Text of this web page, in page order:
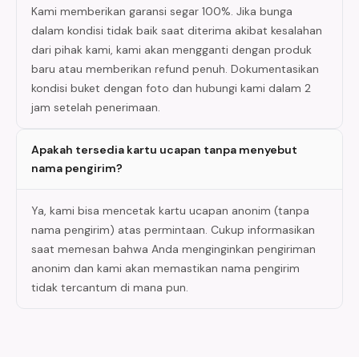
Kami memberikan garansi segar 100%. Jika bunga
dalam kondisi tidak baik saat diterima akibat kesalahan
dari pihak kami, kami akan mengganti dengan produk
baru atau memberikan refund penuh. Dokumentasikan
kondisi buket dengan foto dan hubungi kami dalam 2
jam setelah penerimaan.
Apakah tersedia kartu ucapan tanpa menyebut
nama pengirim?
Ya, kami bisa mencetak kartu ucapan anonim (tanpa
nama pengirim) atas permintaan. Cukup informasikan
saat memesan bahwa Anda menginginkan pengiriman
anonim dan kami akan memastikan nama pengirim
tidak tercantum di mana pun.